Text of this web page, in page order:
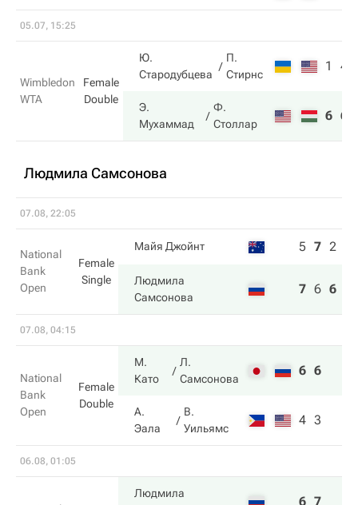
05.07, 15:25
Wimbledon
WTA
Female
Double
Ю.
Стародубцева
П.
Стирнс
1 4
Э.
Мухаммад
Ф.
Столлар
6 6
Людмила Самсонова
07.08, 22:05
National
Bank
Open
Female
Single
Майя Джойнт 5 7 2
Людмила
Самсонова
7 6 6
07.08, 04:15
National
Bank
Open
Female
Double
М.
Като
Л.
Самсонова
6 6
А.
Эала
В.
Уильямс
4 3
06.08, 01:05
Людмила
6 7